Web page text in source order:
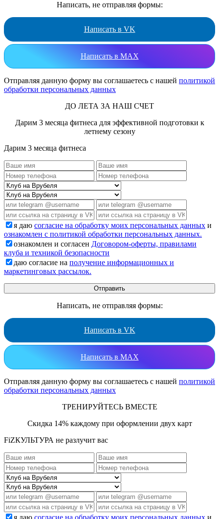
Написать, не отправляя формы:
Написать в VK
Написать в MAX
Отправляя данную форму вы соглашаетесь с нашей политикой
обработки персональных данных
ДО ЛЕТА ЗА НАШ СЧЕТ
Дарим 3 месяца фитнеса для эффективной подготовки к
летнему сезону
Дарим 3 месяца фитнеса
я даю согласие на обработку моих персональных данных и
ознакомлен с политикой обработки персональных данных.
ознакомлен и согласен Договором-оферты, правилами
клуба и техникой безопасности
даю согласие на получение информационных и
маркетинговых рассылок.
Написать, не отправляя формы:
Написать в VK
Написать в MAX
Отправляя данную форму вы соглашаетесь с нашей политикой
обработки персональных данных
ТРЕНИРУЙТЕСЬ ВМЕСТЕ
Скидка 14% каждому при оформлении двух карт
FiZКУЛЬТУРА не разлучит вас